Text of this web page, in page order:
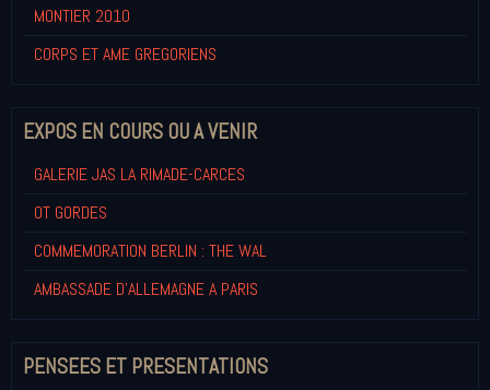
MONTIER 2010
CORPS ET AME GREGORIENS
EXPOS EN COURS OU A VENIR
GALERIE JAS LA RIMADE-CARCES
OT GORDES
COMMEMORATION BERLIN : THE WAL
AMBASSADE D'ALLEMAGNE A PARIS
PENSEES ET PRESENTATIONS